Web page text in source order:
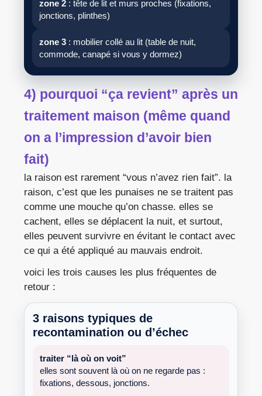
zone 2 : tête de lit et murs proches (fixations,
jonctions, plinthes)
zone 3 : mobilier collé au lit (table de nuit,
commode, canapé si vous y dormez)
4) pourquoi “ça revient” après un
traitement maison (même quand
on a l’impression d’avoir bien
fait)
la raison est rarement “vous n’avez rien fait”. la
raison, c’est que les punaises ne se traitent pas
comme une mouche qu’on chasse. elles se
cachent, elles se déplacent la nuit, et surtout,
elles peuvent survivre en évitant le contact avec
ce qui a été appliqué au mauvais endroit.
voici les trois causes les plus fréquentes de
retour :
3 raisons typiques de
recontamination ou d’échec
traiter “là où on voit”
elles sont souvent là où on ne regarde pas :
fixations, dessous, jonctions.